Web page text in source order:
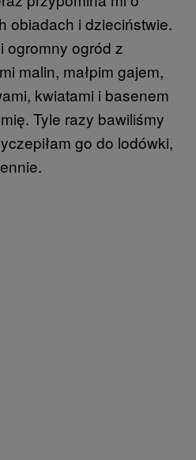
obiadach i dzieciństwie.
ogromny ogród z
malin, małpim gajem,
kwiatami i basenem
Tyle razy bawiliśmy
go do lodówki,